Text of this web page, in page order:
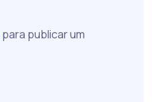
para publicar um